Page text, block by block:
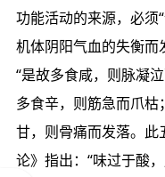
功能活动的来源，必须
机体阴阳气血的失衡而
“是故多食咸，则脉凝
多食辛，则筋急而爪
甘，则骨痛而发落。此
论》指出：“味过于酸